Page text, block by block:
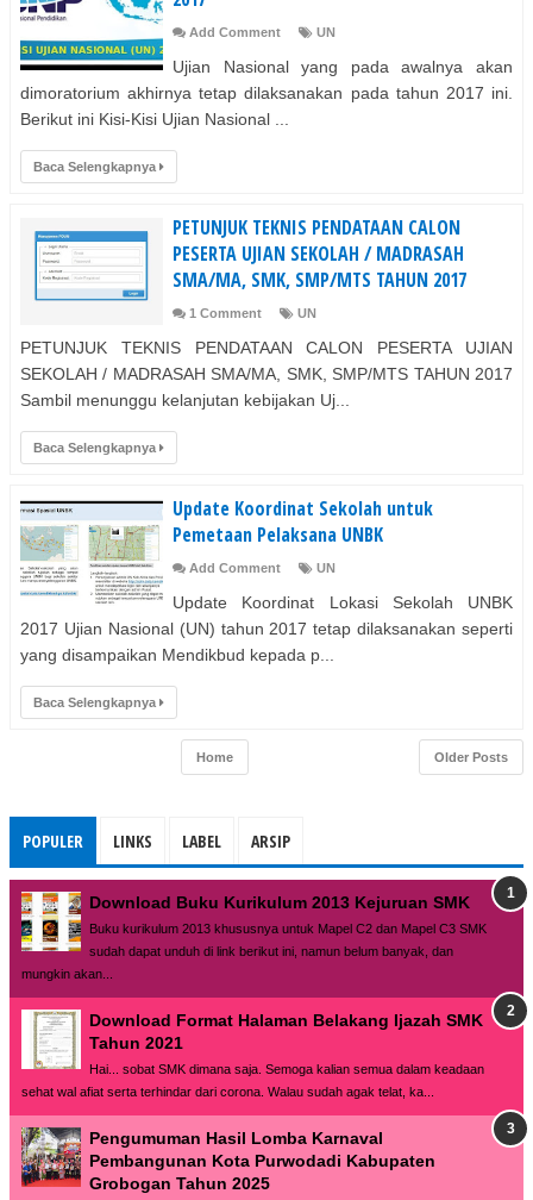
Add Comment UN
Ujian Nasional yang pada awalnya akan
dimoratorium akhirnya tetap dilaksanakan pada tahun 2017 ini.
Berikut ini Kisi-Kisi Ujian Nasional ...
Baca Selengkapnya
PETUNJUK TEKNIS PENDATAAN CALON
PESERTA UJIAN SEKOLAH / MADRASAH
SMA/MA, SMK, SMP/MTS TAHUN 2017
1 Comment UN
PETUNJUK TEKNIS PENDATAAN CALON PESERTA UJIAN
SEKOLAH / MADRASAH SMA/MA, SMK, SMP/MTS TAHUN 2017
Sambil menunggu kelanjutan kebijakan Uj...
Baca Selengkapnya
Update Koordinat Sekolah untuk
Pemetaan Pelaksana UNBK
Add Comment UN
Update Koordinat Lokasi Sekolah UNBK
2017 Ujian Nasional (UN) tahun 2017 tetap dilaksanakan seperti
yang disampaikan Mendikbud kepada p...
Baca Selengkapnya
Older Posts
Home
POPULER LINKS LABEL ARSIP
Download Buku Kurikulum 2013 Kejuruan SMK
Buku kurikulum 2013 khususnya untuk Mapel C2 dan Mapel C3 SMK
sudah dapat unduh di link berikut ini, namun belum banyak, dan
mungkin akan...
Download Format Halaman Belakang Ijazah SMK
Tahun 2021
Hai... sobat SMK dimana saja. Semoga kalian semua dalam keadaan
sehat wal afiat serta terhindar dari corona. Walau sudah agak telat, ka...
Pengumuman Hasil Lomba Karnaval
Pembangunan Kota Purwodadi Kabupaten
Grobogan Tahun 2025